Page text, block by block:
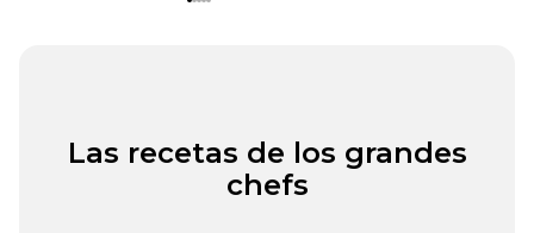
Las recetas de los grandes
chefs